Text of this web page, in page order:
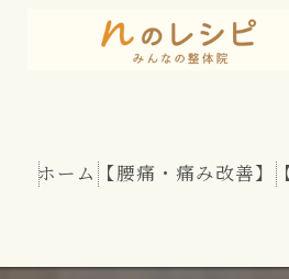
ホーム 【腰痛・痛み改善】